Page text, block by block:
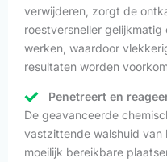
verwijderen, zorgt de
roestversneller
werken, waardoor
resultaten worden
Penetreert en
De geavanceerde
vastzittende walshuid van
moeilijk bereikbare